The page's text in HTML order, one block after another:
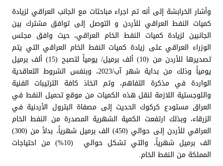
وأشار الخرابشة إلى أنه تم اجراء مباحثات مع الجانب العراقي لزيادة
كميات النفط العراقي للأردن و التوصل إلى توافق مشترك بين
الجانبين لزيادة كميات النفط الخام العراقي، حيث وافق مجلس
الوزراء العراقي على زيادة كميات النفط الخام العراقي التي يتم
تصديرها للأردن من (10) ألف برميل/ يومياً لتصبح (15) ألف برميل
يومياً وذلك من بداية شهر آب/2023، وبنفس الشروط التعاقدية
الواردة في مذكرة التفاهم، وتم اتخاذ كافة الترتيبات الفنية
واللوجستية اللازمة لنقل هذه الكميات من موقع تحميل النفط في
العراق مستودع كركوك الحديث إلى مصفاة البترول الأردنية في
الزرقاء، وبذلك ارتفعت الكمية الشهرية المصدرة من النفط الخام
العراقي للأردن إلى حوالي (450) الف برميل شهرياً، بدلاً من (300)
الف برميل شهرياً، والتي تشكل حوالي (10%) من احتياجات
المملكة من النفط الخام.